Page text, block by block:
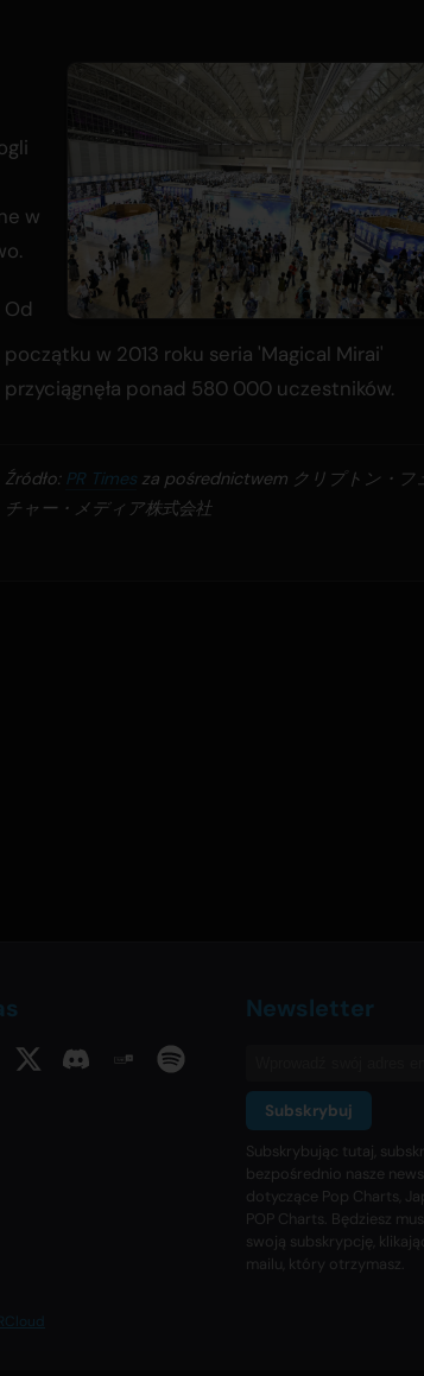
w
Od
początku w 2013 roku seria 'Magical Mirai'
przyciągnęła ponad 580 000 uczestników.
Źródło: PR Times za pośrednictwem クリプトン・フ
チャー・メディア株式会社
Newsletter
Subskrybuj
Subskrybując tutaj,
bezpośrednio nasze
dotyczące Pop Charts,
POP Charts. Będziesz
swoją subskrypcję,
mailu, który otrzymasz.